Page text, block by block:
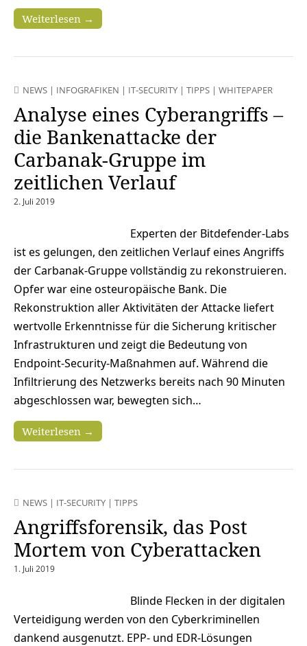
Weiterlesen →
NEWS | INFOGRAFIKEN | IT-SECURITY | TIPPS | WHITEPAPER
Analyse eines Cyberangriffs –
die Bankenattacke der
Carbanak-Gruppe im
zeitlichen Verlauf
2. Juli 2019
Experten der Bitdefender-Labs
ist es gelungen, den zeitlichen Verlauf eines Angriffs
der Carbanak-Gruppe vollständig zu rekonstruieren.
Opfer war eine osteuropäische Bank. Die
Rekonstruktion aller Aktivitäten der Attacke liefert
wertvolle Erkenntnisse für die Sicherung kritischer
Infrastrukturen und zeigt die Bedeutung von
Endpoint-Security-Maßnahmen auf. Während die
Infiltrierung des Netzwerks bereits nach 90 Minuten
abgeschlossen war, bewegten sich…
Weiterlesen →
NEWS | IT-SECURITY | TIPPS
Angriffsforensik, das Post
Mortem von Cyberattacken
1. Juli 2019
Blinde Flecken in der digitalen
Verteidigung werden von den Cyberkriminellen
dankend ausgenutzt. EPP- und EDR-Lösungen